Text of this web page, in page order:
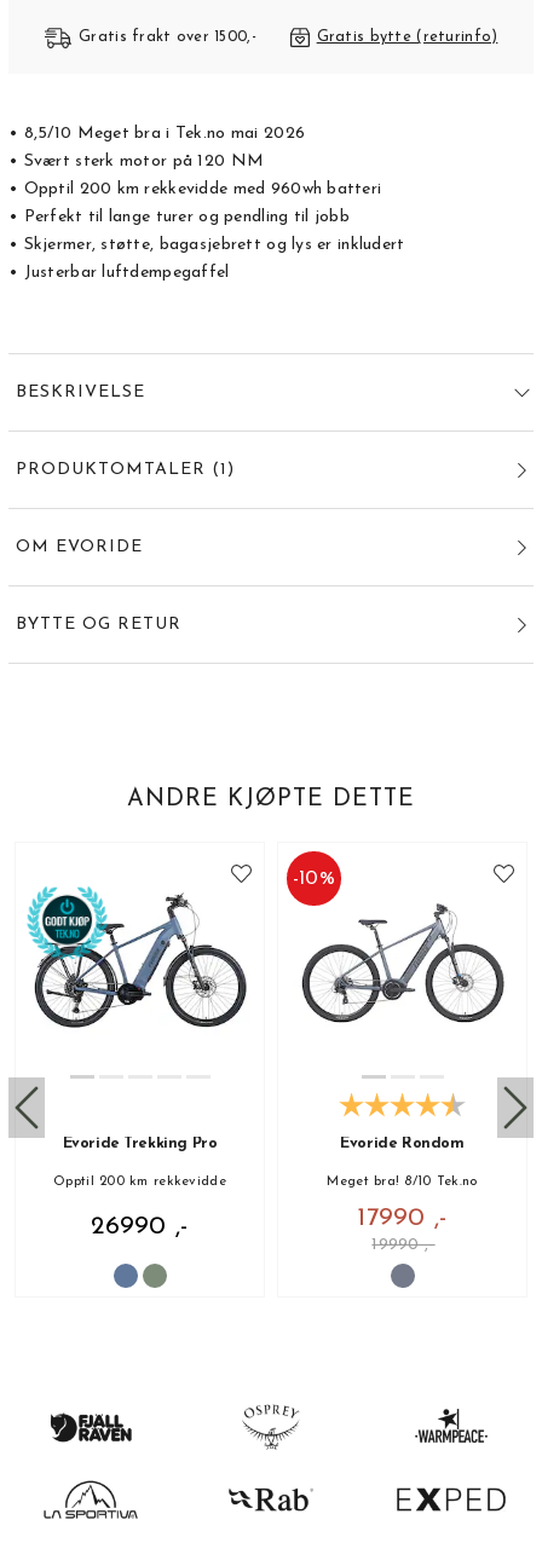
Gratis frakt over 1500,- Gratis bytte (returinfo)
• 8,5/10 Meget bra i Tek.no mai 2026
• Svært sterk motor på 120 NM
• Opptil 200 km rekkevidde med 960wh batteri
• Perfekt til lange turer og pendling til jobb
• Skjermer, støtte, bagasjebrett og lys er inkludert
• Justerbar luftdempegaffel
BESKRIVELSE
PRODUKTOMTALER (1 )
OM EVORIDE
BYTTE OG RETUR
ANDRE KJØPTE DETTE
Evoride Trekking Pro
Opptil 200 km rekkevidde
26990 ,-
-10%
Evoride Rondom
Meget bra! 8/10 Tek.no
17990 ,-
19990 ,-